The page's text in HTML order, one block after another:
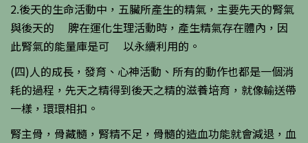
2.後天的生命活動中，五臟所產生的精氣，主要先天的腎氣
與後天的 脾在運化生理活動時，產生精氣存在體內，因
此腎氣的能量庫是可 以永續利用的。
(四)人的成長，發育、心神活動、所有的動作也都是一個消
耗的過程，先天之精得到後天之精的滋養培育，就像輸送帶
一樣，環環相扣。
腎主骨，骨藏髓，腎精不足，骨髓的造血功能就會減退，血